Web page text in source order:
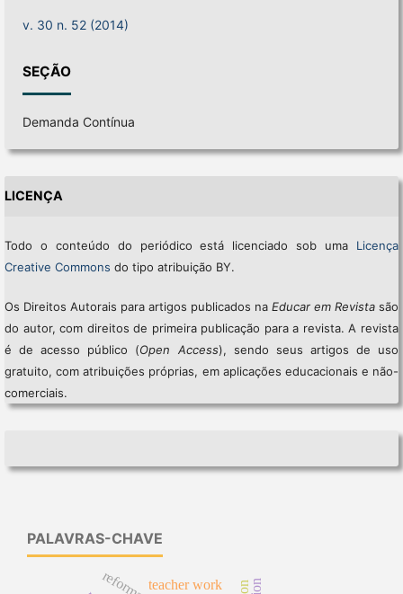
v. 30 n. 52 (2014)
SEÇÃO
Demanda Contínua
LICENÇA
Todo o conteúdo do periódico está licenciado sob uma Licença
Creative Commons do tipo atribuição BY.
Os Direitos Autorais para artigos publicados naEducar em Revista são
do autor, com direitos de primeira publicação para a revista. A revista
é de acesso público (Open Access), sendo seus artigos de uso
gratuito, com atribuições próprias, em aplicações educacionais e não-
comerciais.
PALAVRAS-CHAVE
teacher work